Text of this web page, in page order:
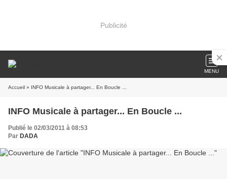
Publicité
MENU
Accueil » INFO Musicale à partager... En Boucle ...
INFO Musicale à partager... En Boucle ...
Publié le 02/03/2011 à 08:53
Par DADA